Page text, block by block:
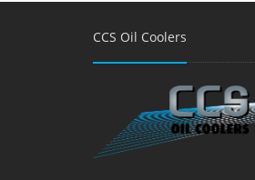
CCS Oil Coolers